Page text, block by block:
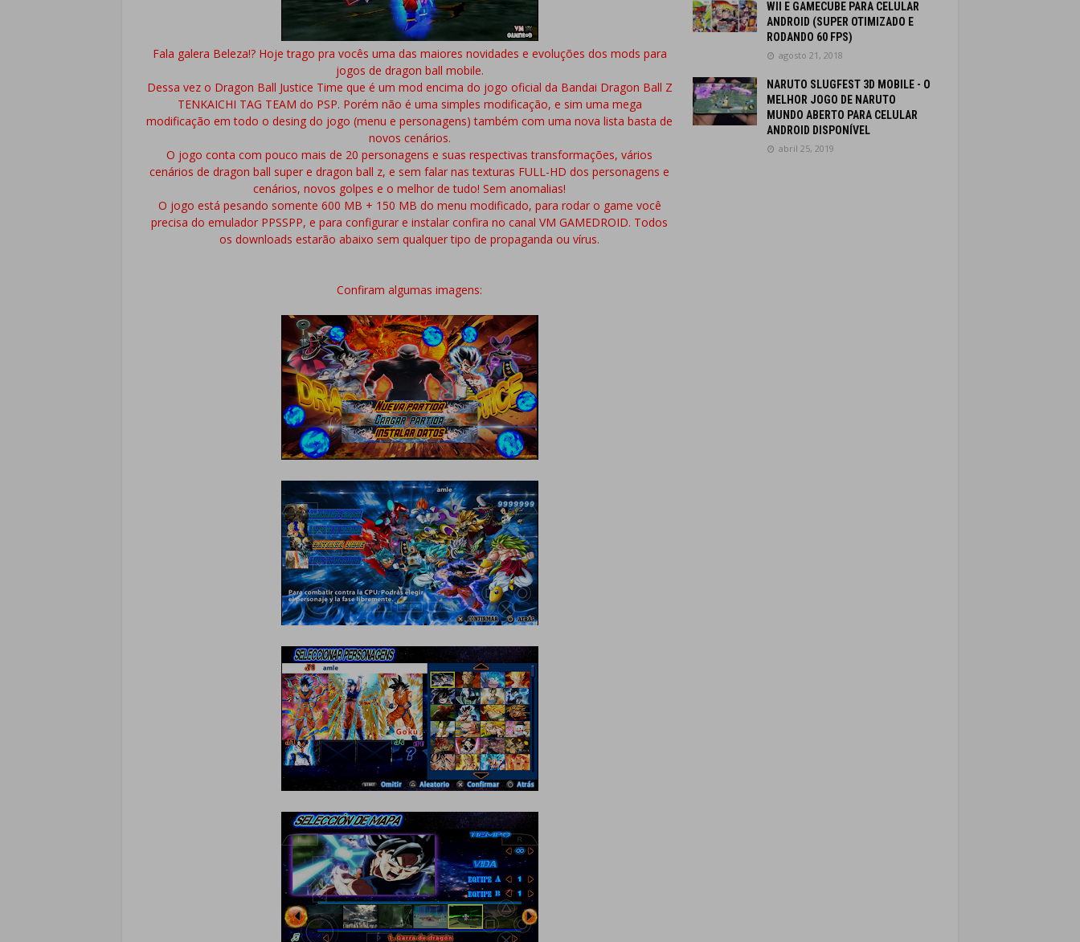
Fala galera Beleza!? Hoje trago pra vocês uma das maiores novidades e evoluções dos mods para
jogos de dragon ball mobile.
Dessa vez o Dragon Ball Justice Time que é um mod encima do jogo oficial da Bandai Dragon Ball Z
TENKAICHI TAG TEAM do PSP. Porém não é uma simples modificação, e sim uma mega
modificação em todo o desing do jogo (menu e personagens) também com uma nova lista basta de
novos cenários.
O jogo conta com pouco mais de 20 personagens e suas respectivas transformações, vários
cenários de dragon ball super e dragon ball z, e sem falar nas texturas FULL-HD dos personagens e
cenários, novos golpes e o melhor de tudo! Sem anomalias!
O jogo está pesando somente 600 MB + 150 MB do menu modificado, para rodar o game você
precisa do emulador PPSSPP, e para configurar e instalar confira no canal VM GAMEDROID. Todos
os downloads estarão abaixo sem qualquer tipo de propaganda ou vírus.
Confiram algumas imagens:
WII E GAMECUBE PARA CELULAR
ANDROID (SUPER OTIMIZADO E
RODANDO 60 FPS)
agosto 21, 2018
NARUTO SLUGFEST 3D MOBILE - O
MELHOR JOGO DE NARUTO
MUNDO ABERTO PARA CELULAR
ANDROID DISPONÍVEL
abril 25, 2019